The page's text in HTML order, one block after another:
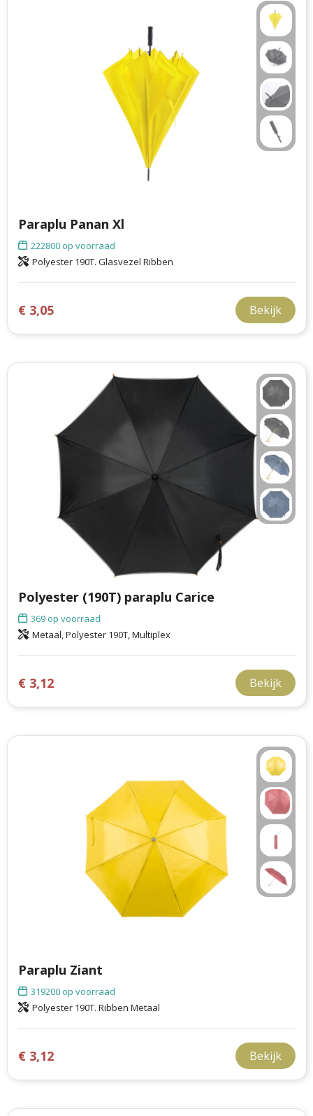
Paraplu Panan Xl
222800op voorraad
Polyester 190T. Glasvezel Ribben
€ 3,05 Bekijk
Polyester (190T) paraplu Carice
369op voorraad
Metaal, Polyester 190T, Multiplex
€ 3,12 Bekijk
Paraplu Ziant
319200op voorraad
Polyester 190T. Ribben Metaal
€ 3,12 Bekijk